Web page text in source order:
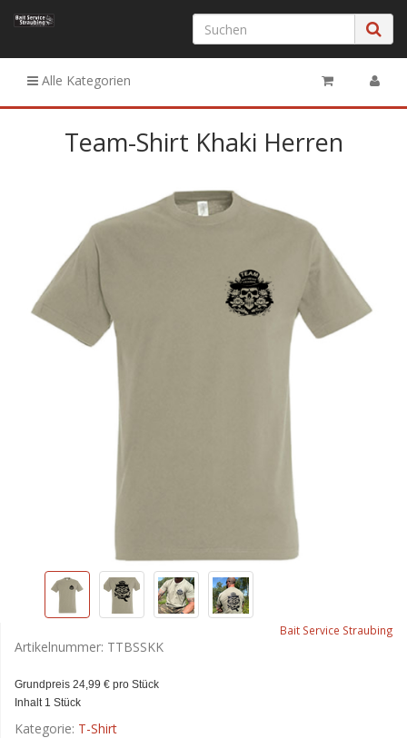
Alle Kategorien
Team-Shirt Khaki Herren
Bait Service Straubing
Artikelnummer: TTBSSKK
Grundpreis 24,99 € pro Stück
Inhalt 1 Stück
Kategorie: T-Shirt